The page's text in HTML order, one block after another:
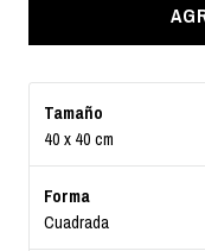
Tamaño
40 x 40 cm
Forma
Cuadrada